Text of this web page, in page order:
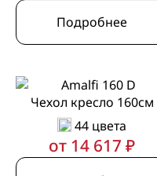
Подробнее
Чехол кресло 160см
44 цвета
от 14 617 ₽